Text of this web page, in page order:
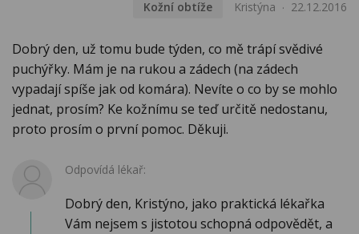
Kožní obtíže Kristýna 22.12.2016
Dobrý den, už tomu bude týden, co mě trápí svědivé
puchýřky. Mám je na rukou a zádech (na zádech
vypadají spíše jak od komára). Nevíte o co by se mohlo
jednat, prosím? Ke kožnímu se teď určitě nedostanu,
proto prosím o první pomoc. Děkuji.
Odpovídá lékař:
Dobrý den, Kristýno, jako praktická lékařka
Vám nejsem s jistotou schopná odpovědět, a